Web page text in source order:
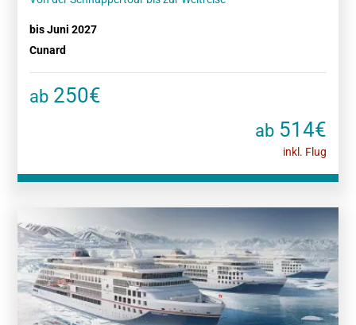
bis Juni 2027
Cunard
ab 250€
ab514€
inkl. Flug